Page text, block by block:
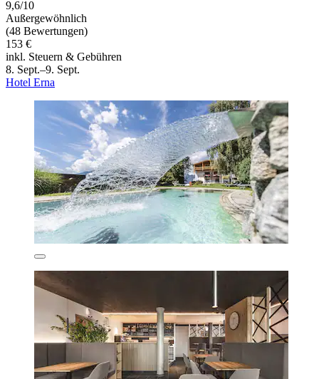
9,6/10
Außergewöhnlich
(48 Bewertungen)
153 €
inkl. Steuern & Gebühren
8. Sept.–9. Sept.
Hotel Erna